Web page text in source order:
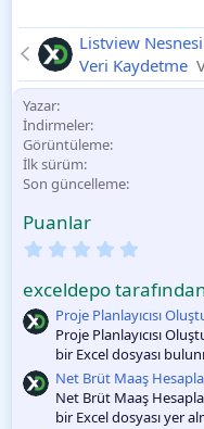
Listview
Veri Kaydetme
Yazar
İndirmeler
Görüntüleme
İlk sürüm
Son güncelleme
Puanlar
0
O
y
l
a
m
a
exceldepo
Proje Planlayıcısı
Proje Planlayıcısı
bir Excel dosyası
Net Brüt Maaş
Net Brüt Maaş
bir Excel dosyası yer